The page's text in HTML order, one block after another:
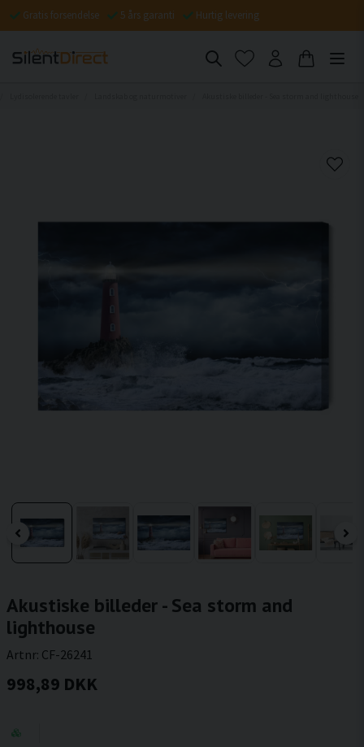
Gratis forsendelse 5 års garanti Hurtig levering
Akustiske billeder - Sea storm and
lighthouse
Artnr: CF-26241
998,89 DKK